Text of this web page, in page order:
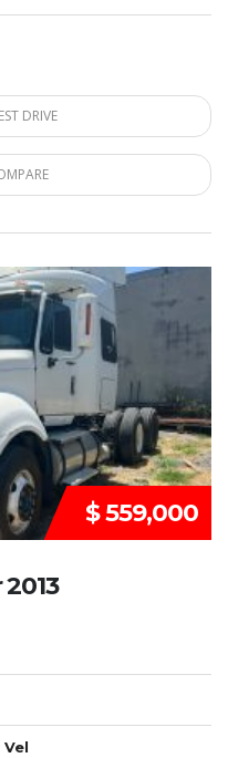
DRIVE
REMATE!!!
$ 559,000